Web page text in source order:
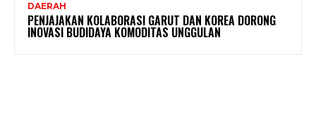
DAERAH
PENJAJAKAN KOLABORASI GARUT DAN KOREA DORONG
INOVASI BUDIDAYA KOMODITAS UNGGULAN